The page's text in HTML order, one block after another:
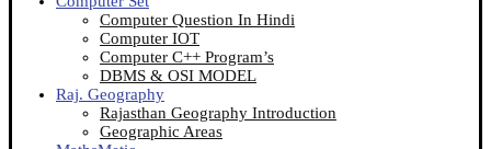
Computer Question In Hindi
Computer IOT
Computer C++ Program’s
DBMS & OSI MODEL
Raj. Geography
Rajasthan Geography Introduction
Geographic Areas